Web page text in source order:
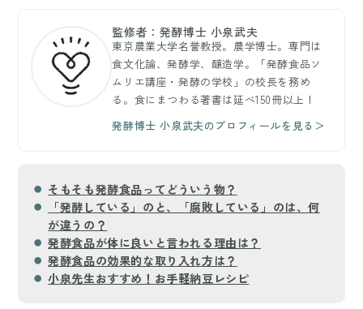
監修者：発酵博士 小泉武夫
東京農業大学名誉教授。農学博士。専門は
食文化論、発酵学、醸造学。「発酵食品ソ
ムリエ講座・発酵の学校」の校長を務め
る。食にまつわる著書は延べ150冊以上！
発酵博士 小泉武夫のプロフィールを見る＞
そもそも発酵食品ってどういう物？
「発酵している」のと、「腐敗している」のは、何
が違うの？
発酵食品が体に良いと言われる理由は？
発酵食品の効果的な取り入れ方は？
小泉先生おすすめ！お手軽納豆レシピ